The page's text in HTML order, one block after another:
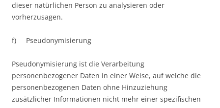
dieser natürlichen Person zu analysieren oder
vorherzusagen.
f) Pseudonymisierung
Pseudonymisierung ist die Verarbeitung
personenbezogener Daten in einer Weise, auf welche die
personenbezogenen Daten ohne Hinzuziehung
zusätzlicher Informationen nicht mehr einer spezifischen